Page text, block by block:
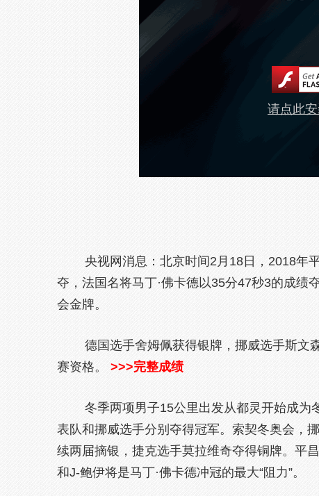
请点此
央视网消息：北京时间2月18日，2018年平
夺，法国名将马丁·佛卡德以35分47秒3的成绩
会金牌。
德国选手舍姆佩获得银牌，挪威选手斯文
赛资格。
>>>完整成绩
冬季两项男子15公里出发从都灵开始成为
表队和挪威选手分别夺得冠军。索契冬奥会，
续两届摘银，捷克选手莫拉维奇夺得铜牌。平
和J-鲍伊将是马丁·佛卡德冲冠的最大“阻力”。